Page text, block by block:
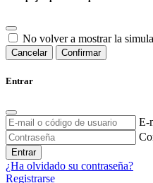
No volver a mostrar la
Cancelar Confirmar
Entrar
E-
Entrar
¿Ha olvidado su contraseña?
Registrarse